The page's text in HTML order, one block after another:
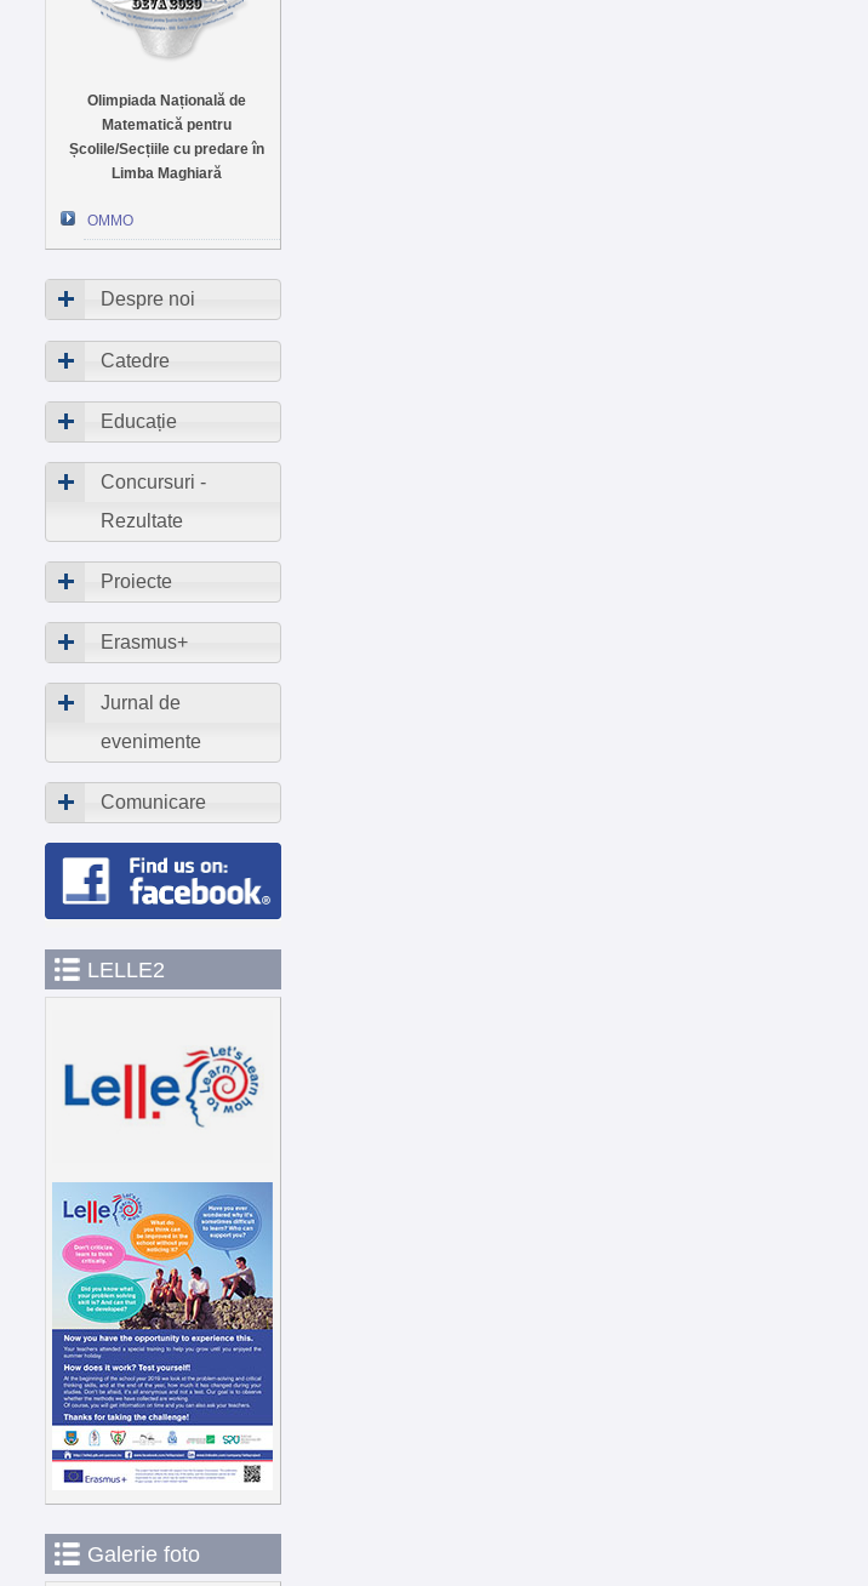
Olimpiada Națională de
Matematică pentru
Școlile/Secțiile cu predare în
Limba Maghiară
OMMO
Despre noi
Catedre
Educație
Concursuri -
Rezultate
Proiecte
Erasmus+
Jurnal de
evenimente
Comunicare
LELLE2
Galerie foto